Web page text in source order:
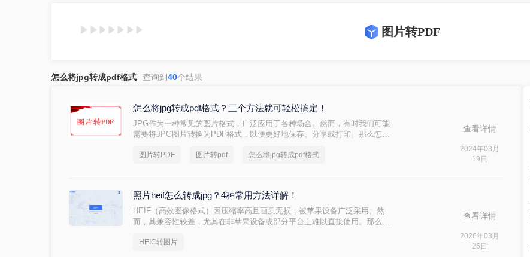
图片转PDF
怎么将jpg转成pdf格式 查询到 40个结果
怎么将jpg转成pdf格式？三个方法就可轻松搞定！
​JPG作为一种常见的图片格式，广泛应用于各种场合。然而，有时我们可能
需要将JPG图片转换为PDF格式，以便更好地保存、分享或打印。那么怎么
帮助读者轻松实现转换需求。
图片转PDF 图片转pdf 怎么将jpg转成pdf格式
查看详情
2024年03月
19日
照片heif怎么转成jpg？4种常用方法详解！
HEIF（高效图像格式）因压缩率高且画质无损，被苹果设备广泛采用。然
而，其兼容性较差，尤其在非苹果设备或部分平台上难以直接使用。那么照
HEIF/HEIC格式转换为通用性更强的JPG格式。
HEIC转图片
查看详情
2026年03月
26日